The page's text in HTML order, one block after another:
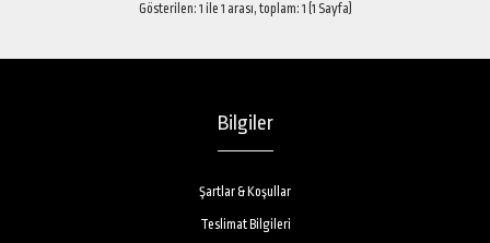
Gösterilen: 1 ile 1 arası, toplam: 1 (1 Sayfa)
Bilgiler
Şartlar & Koşullar
Teslimat Bilgileri